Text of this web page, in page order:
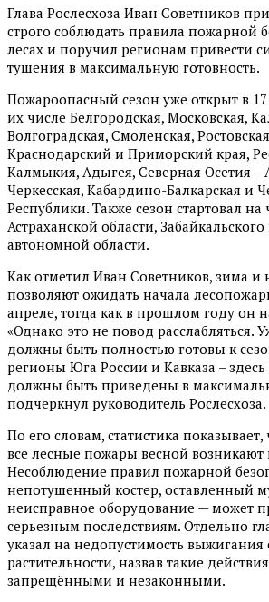
Глава Рослесхоза Иван Советников
строго соблюдать правила пожарной
лесах и поручил регионам привести
тушения в максимальную готовность.
Пожароопасный сезон уже открыт в
их числе Белгородская, Московская,
Волгоградская, Смоленская,
Краснодарский и Приморский края,
Калмыкия, Адыгея, Северная Осетия –
Черкесская, Кабардино-Балкарская и
Республики. Также сезон стартовал на
Астраханской области,
автономной области.
Как отметил Иван Советников, зима и
позволяют ожидать начала
апреле, тогда как в прошлом году он
«Однако это не повод расслабляться.
должны быть полностью готовы к
регионы Юга России и Кавказа –
должны быть приведены в
подчеркнул руководитель Рослесхоза.
По его словам, статистика
все лесные пожары весной возникают
Несоблюдение правил пожарной
непотушенный костер, оставленный
неисправное оборудование — может
серьезным последствиям. Отдельно
указал на недопустимость выжигания
растительности, назвав такие
запрещёнными и незаконными.